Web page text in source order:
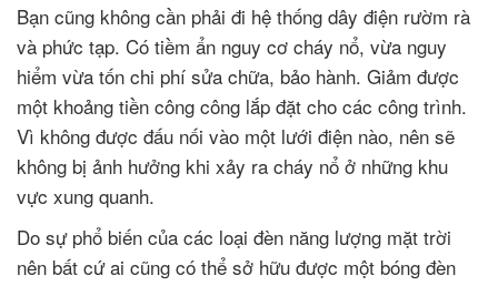
Bạn cũng không cần phải đi hệ thống dây điện rườm rà
và phức tạp. Có tiềm ẩn nguy cơ cháy nổ, vừa nguy
hiểm vừa tốn chi phí sửa chữa, bảo hành. Giảm được
một khoảng tiền công công lắp đặt cho các công trình.
Vì không được đấu nối vào một lưới điện nào, nên sẽ
không bị ảnh hưởng khi xảy ra cháy nổ ở những khu
vực xung quanh.
Do sự phổ biến của các loại đèn năng lượng mặt trời
nên bất cứ ai cũng có thể sở hữu được một bóng đèn